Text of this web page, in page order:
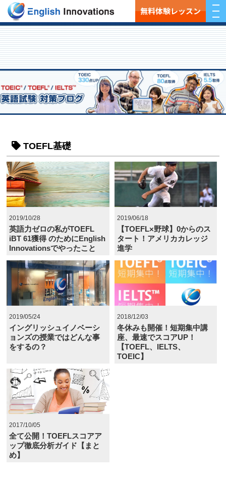
無料体験レッスン
TOEFL基礎
2019/10/28
英語力ゼロの私がTOEFL
iBT 61獲得 のためにEnglish
Innovationsでやったこと
2019/06/18
【TOEFL×野球】0からのス
タート！アメリカカレッジ
進学
2019/05/24
イングリッシュイノベーシ
ョンズの授業ではどんな事
をするの？
2018/12/03
冬休みも開催！短期集中講
座、最速でスコアUP！
【TOEFL、IELTS、
TOEIC】
2017/10/05
全て公開！TOEFLスコアア
ップ徹底分析ガイド【まと
め】